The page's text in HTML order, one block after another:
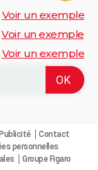
Voir un exemple
Voir un exemple
Voir un exemple
Publicité
Contact
personnelles
Groupe Figaro